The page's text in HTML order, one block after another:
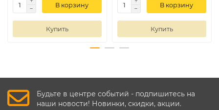
В корзину
Купить
В корзину
Купить
Будьте в центре событий - подпишитесь на
наши новости! Новинки, скидки, акции.